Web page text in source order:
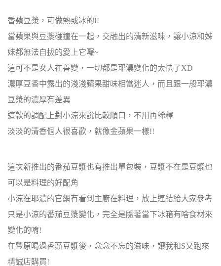
香蘋豆漿，可做熱或冰的!!
當蘋果與豆漿碰撞在一起，交融出的清新滋味，讓小涼和姊
妹都無法自拔的愛上它囉~
這可不是女人在善變，一切都是耶濃變化的太快了XD
濃厚豆香中露出的淺淺蘋果甜味相當迷人，而且跟一般耶濃
豆漿的濃厚有差異
這款的調配上對小涼來說比較順口，不用再稀釋
淡淡的清香個人很喜歡，就像金蘋果一樣!!
這次新推出的番茄豆漿也有推出單包裝，豆漿不在是豆漿也
可以是料理的好配角
小涼在耶濃的官網有看到主廚在料理，放上連結給大家參考
只是小涼的番茄豆漿變化，完全是隨著當下冰箱有啥食材來
變化的唷!
在豐原喝過香蘋豆漿後，念念不忘的滋味，讓我和S又跑來
精誠店購買!